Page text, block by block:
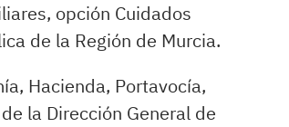
opción Cuidados
de la Región de Murcia.
Hacienda, Portavocía,
la Dirección General de